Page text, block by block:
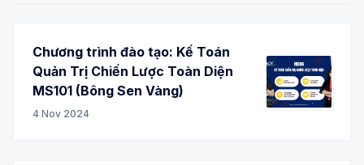
Chương trình đào tạo: Kế Toán
Quản Trị Chiến Lược Toàn Diện
MS101 (Bông Sen Vàng)
4 Nov 2024